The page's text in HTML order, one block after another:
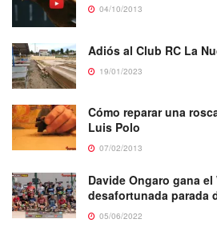
04/10/2013
Adiós al Club RC La
19/01/2023
Cómo reparar una
Luis Polo
07/02/2013
Davide Ongaro gana el
desafortunada parada
05/06/2022